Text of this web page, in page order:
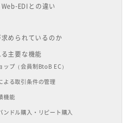
EDIとの違い
められているのか
主要な機能
ップ（会員制BtoB EC）
よる取引条件の管理
機能
ンドル購入・リピート購入